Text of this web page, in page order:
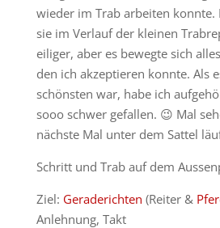
wieder im Trab arbeiten
sie im Verlauf der kleinen
eiliger, aber es bewegte sich
den ich akzeptieren konnte. Als
schönsten war, habe ich
sooo schwer gefallen. 😉 Mal
nächste Mal unter dem Sattel
Schritt und Trab auf dem
Ziel: Geraderichten (Reiter &
Anlehnung, Takt